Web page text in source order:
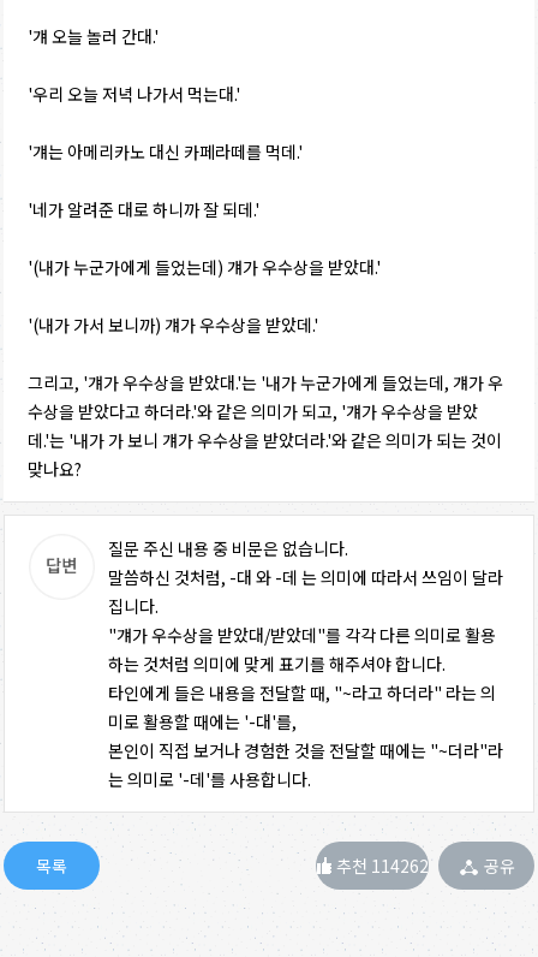
'걔 오늘 놀러 간대.'
'우리 오늘 저녁 나가서 먹는대.'
'걔는 아메리카노 대신 카페라떼를 먹데.'
'네가 알려준 대로 하니까 잘 되데.'
'(내가 누군가에게 들었는데) 걔가 우수상을 받았대.'
'(내가 가서 보니까) 걔가 우수상을 받았데.'
그리고, '걔가 우수상을 받았대.'는 '내가 누군가에게 들었는데, 걔가 우
수상을 받았다고 하더라.'와 같은 의미가 되고, '걔가 우수상을 받았
데.'는 '내가 가 보니 걔가 우수상을 받았더라.'와 같은 의미가 되는 것이
맞나요?
질문 주신 내용 중 비문은 없습니다.
말씀하신 것처럼, -대 와 -데 는 의미에 따라서 쓰임이 달라
집니다.
"걔가 우수상을 받았대/받았데"를 각각 다른 의미로 활용
하는 것처럼 의미에 맞게 표기를 해주셔야 합니다.
타인에게 들은 내용을 전달할 때, "~라고 하더라" 라는 의
미로 활용할 때에는 '-대'를,
본인이 직접 보거나 경험한 것을 전달할 때에는 "~더라"라
는 의미로 '-데'를 사용합니다.
추천 114262 공유